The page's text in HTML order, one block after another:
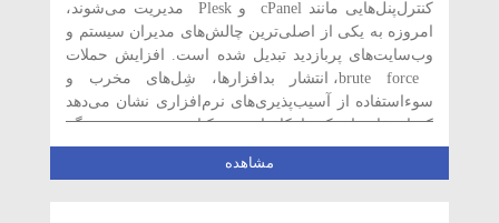
کنترل‌پنل‌هایی مانند cPanel و Plesk مدیریت می‌شوند،
امروزه به یکی از اصلی‌ترین چالش‌های مدیران سیستم و
وب‌سایت‌های پربازدید تبدیل شده است. افزایش حملات
brute force، انتشار بدافزارها، شِل‌های مخرب و
سوءاستفاده از آسیب‌پذیری‌های نرم‌افزاری نشان می‌دهد
که استفاده از یک راهکار امنیتی یکپارچه و هوشمند دیگر
یک انتخاب […]
مشاهده